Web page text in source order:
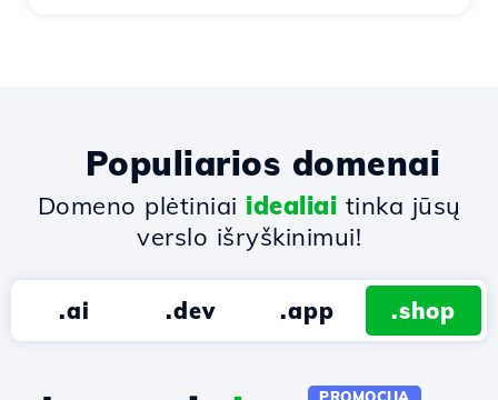
Populiarios domenai
Domeno plėtiniai idealiai tinka jūsų
verslo išryškinimui!
.ai .dev .app .shop